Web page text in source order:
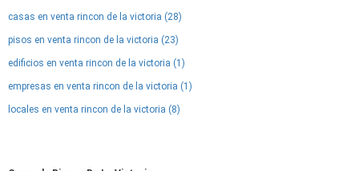
casas en venta rincon de la victoria (28)
pisos en venta rincon de la victoria (23)
edificios en venta rincon de la victoria (1)
empresas en venta rincon de la victoria (1)
locales en venta rincon de la victoria (8)